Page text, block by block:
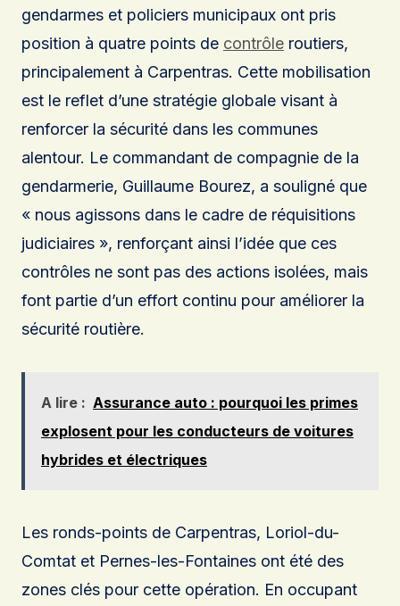
gendarmes et policiers municipaux ont pris
position à quatre points de contrôle routiers,
principalement à Carpentras. Cette mobilisation
est le reflet d’une stratégie globale visant à
renforcer la sécurité dans les communes
alentour. Le commandant de compagnie de la
gendarmerie, Guillaume Bourez, a souligné que
« nous agissons dans le cadre de réquisitions
judiciaires », renforçant ainsi l’idée que ces
contrôles ne sont pas des actions isolées, mais
font partie d’un effort continu pour améliorer la
sécurité routière.
A lire : Assurance auto : pourquoi les primes
explosent pour les conducteurs de voitures
hybrides et électriques
Les ronds-points de Carpentras, Loriol-du-
Comtat et Pernes-les-Fontaines ont été des
zones clés pour cette opération. En occupant